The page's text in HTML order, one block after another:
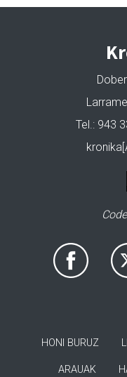
Tel.: 943
HONI BURUZ
ARAUAK